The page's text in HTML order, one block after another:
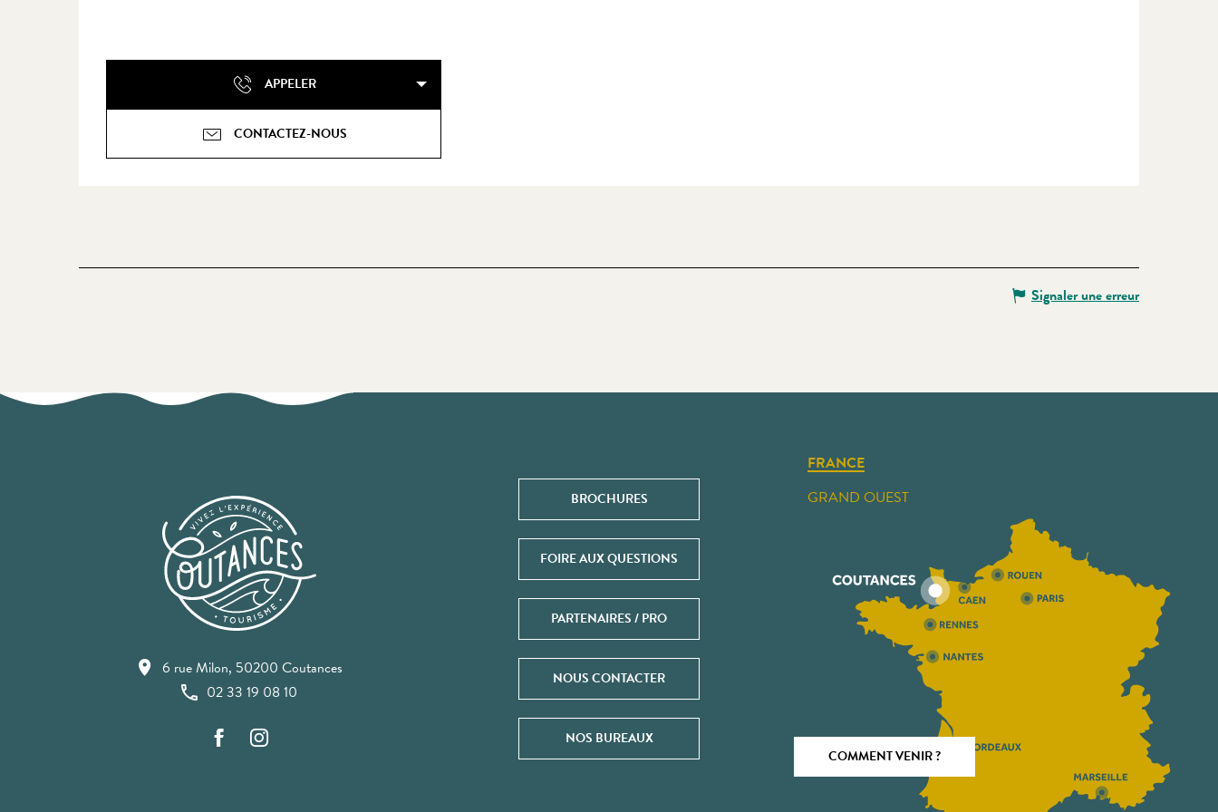
APPELER
CONTACTEZ-NOUS
Signaler une erreur
6 rue Milon, 50200 Coutances
02 33 19 08 10
BROCHURES
FOIRE AUX QUESTIONS
PARTENAIRES / PRO
NOUS CONTACTER
NOS BUREAUX
FRANCE
GRAND OUEST
COMMENT VENIR ?